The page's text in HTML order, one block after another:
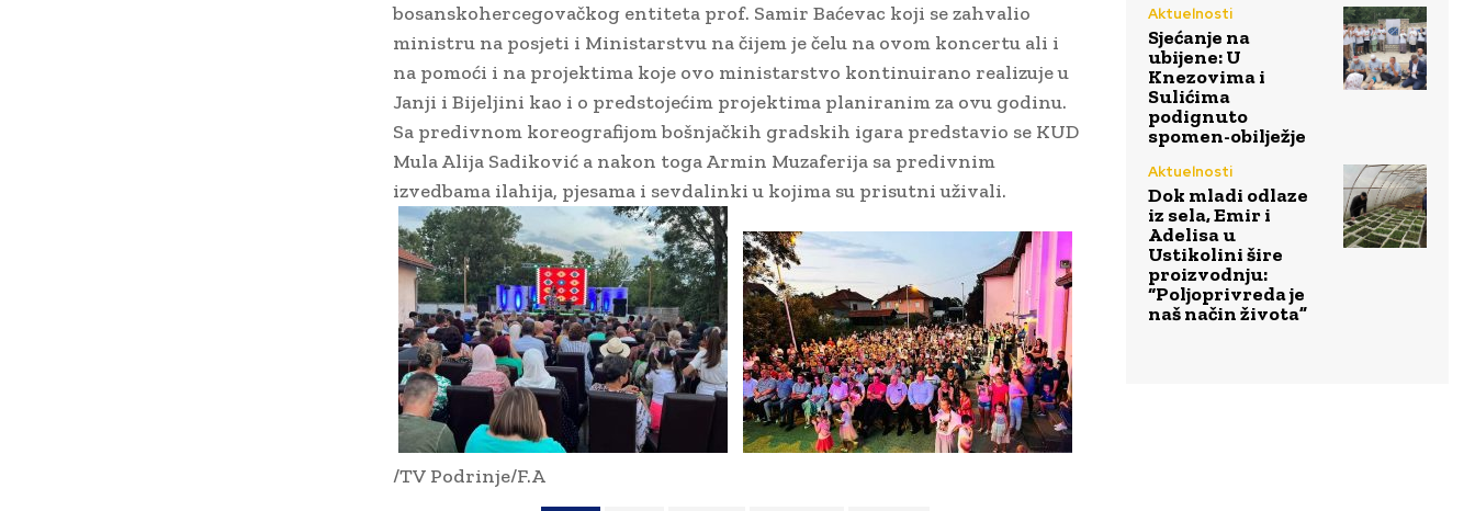
bosanskohercegovačkog entiteta prof. Samir Baćevac koji se zahvalio
ministru na posjeti i Ministarstvu na čijem je čelu na ovom koncertu ali i
na pomoći i na projektima koje ovo ministarstvo kontinuirano realizuje u
Janji i Bijeljini kao i o predstojećim projektima planiranim za ovu godinu.
Sa predivnom koreografijom bošnjačkih gradskih igara predstavio se KUD
Mula Alija Sadiković a nakon toga Armin Muzaferija sa predivnim
izvedbama ilahija, pjesama i sevdalinki u kojima su prisutni uživali.
/TV Podrinje/F.A
Aktuelnosti
Sjećanje na
ubijene: U
Knezovima i
Sulićima
podignuto
spomen-obilježje
Aktuelnosti
Dok mladi odlaze
iz sela, Emir i
Adelisa u
Ustikolini šire
proizvodnju:
“Poljoprivreda je
naš način života”